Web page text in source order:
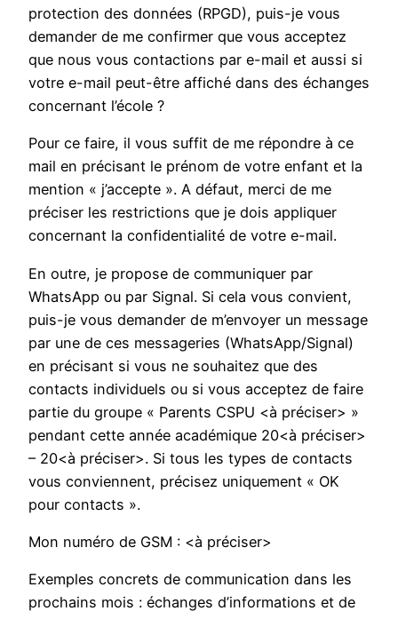
protection des données (RPGD), puis-je vous
demander de me confirmer que vous acceptez
que nous vous contactions par e-mail et aussi si
votre e-mail peut-être affiché dans des échanges
concernant l’école ?
Pour ce faire, il vous suffit de me répondre à ce
mail en précisant le prénom de votre enfant et la
mention « j’accepte ». A défaut, merci de me
préciser les restrictions que je dois appliquer
concernant la confidentialité de votre e-mail.
En outre, je propose de communiquer par
WhatsApp ou par Signal. Si cela vous convient,
puis-je vous demander de m’envoyer un message
par une de ces messageries (WhatsApp/Signal)
en précisant si vous ne souhaitez que des
contacts individuels ou si vous acceptez de faire
partie du groupe « Parents CSPU <à préciser> »
pendant cette année académique 20<à préciser>
– 20<à préciser>. Si tous les types de contacts
vous conviennent, précisez uniquement « OK
pour contacts ».
Mon numéro de GSM : <à préciser>
Exemples concrets de communication dans les
prochains mois : échanges d’informations et de